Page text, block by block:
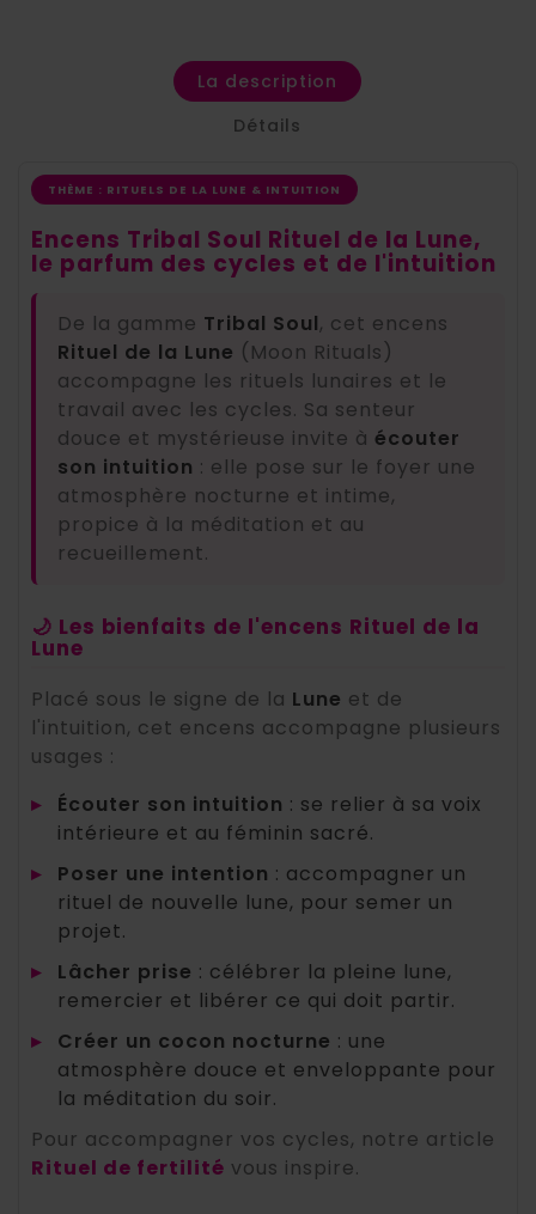
La description
Détails
THÈME : RITUELS DE LA LUNE & INTUITION
Encens Tribal Soul Rituel de la Lune,
le parfum des cycles et de l'intuition
De la gamme Tribal Soul, cet encens
Rituel de la Lune (Moon Rituals)
accompagne les rituels lunaires et le
travail avec les cycles. Sa senteur
douce et mystérieuse invite à écouter
son intuition : elle pose sur le foyer une
atmosphère nocturne et intime,
propice à la méditation et au
recueillement.
🌙 Les bienfaits de l'encens Rituel de la
Lune
Placé sous le signe de la Lune et de
l'intuition, cet encens accompagne plusieurs
usages :
▸
Écouter son intuition : se relier à sa voix
intérieure et au féminin sacré.
▸
Poser une intention : accompagner un
rituel de nouvelle lune, pour semer un
projet.
▸
Lâcher prise : célébrer la pleine lune,
remercier et libérer ce qui doit partir.
▸
Créer un cocon nocturne : une
atmosphère douce et enveloppante pour
la méditation du soir.
Pour accompagner vos cycles, notre article
Rituel de fertilité vous inspire.